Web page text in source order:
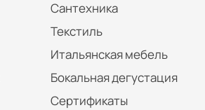
Сантехника
Текстиль
Итальянская мебель
Бокальная дегустация
Сертификаты